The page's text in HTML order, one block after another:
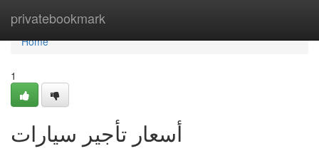
privatebookmark
Home
Home
1
أسعار تأجير سيارات